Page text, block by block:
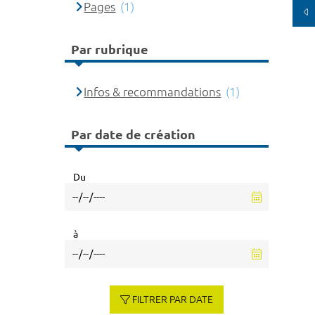
Pages (1)
Par rubrique
Infos & recommandations (1)
Par date de création
Du
à
FILTRER PAR DATE